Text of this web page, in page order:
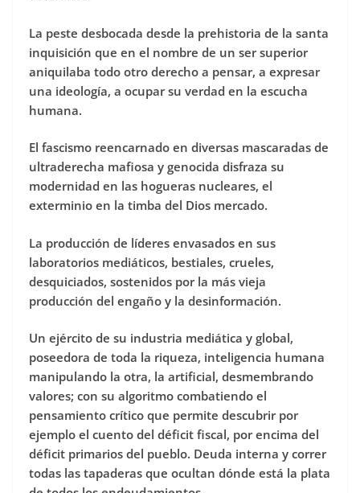
La peste desbocada desde la prehistoria de la santa
inquisición que en el nombre de un ser superior
aniquilaba todo otro derecho a pensar, a expresar
una ideología, a ocupar su verdad en la escucha
humana.
El fascismo reencarnado en diversas mascaradas de
ultraderecha mafiosa y genocida disfraza su
modernidad en las hogueras nucleares, el
exterminio en la timba del Dios mercado.
La producción de líderes envasados en sus
laboratorios mediáticos, bestiales, crueles,
desquiciados, sostenidos por la más vieja
producción del engaño y la desinformación.
Un ejército de su industria mediática y global,
poseedora de toda la riqueza, inteligencia humana
manipulando la otra, la artificial, desmembrando
valores; con su algoritmo combatiendo el
pensamiento crítico que permite descubrir por
ejemplo el cuento del déficit fiscal, por encima del
déficit primarios del pueblo. Deuda interna y correr
todas las tapaderas que ocultan dónde está la plata